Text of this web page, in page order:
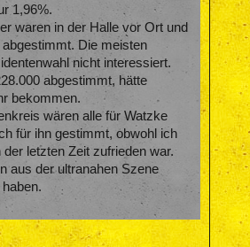
1,96%.
waren in der Halle vor Ort und
abgestimmt. Die meisten
nicht interessiert.
abgestimmt, hätte
bekommen.
wären alle für Watzke
für ihn gestimmt, obwohl ich
letzten Zeit zufrieden war.
aus der ultranahen Szene